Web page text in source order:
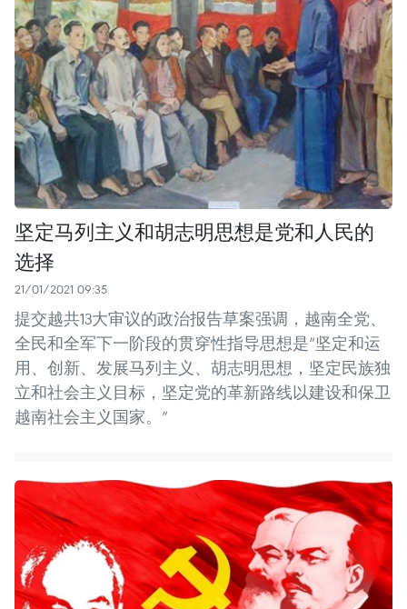
坚定马列主义和胡志明思想是党和人民的
选择
21/01/2021 09:35
提交越共13大审议的政治报告草案强调，越南全党、
全民和全军下一阶段的贯穿性指导思想是“坚定和运
用、创新、发展马列主义、胡志明思想，坚定民族独
立和社会主义目标，坚定党的革新路线以建设和保卫
越南社会主义国家。”